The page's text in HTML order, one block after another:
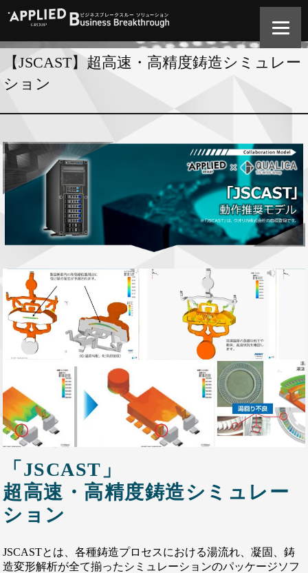
【JSCAST】超高速・高精度鋳造シミュレー
ション
「JSCAST」
超高速・高精度鋳造シミュレー
ション
JSCASTとは、各種鋳造プロセスにおける湯流れ、凝固、鋳
造変形解析が全て揃ったシミュレーションのパッケージソフ